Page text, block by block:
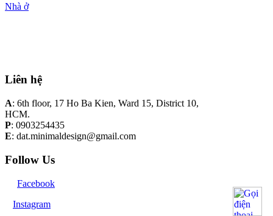
Nhà ở
Liên hệ
A: 6th floor, 17 Ho Ba Kien, Ward 15, District 10,
HCM.
P: 0903254435
E: dat.minimaldesign@gmail.com
Follow Us
Facebook
Instagram